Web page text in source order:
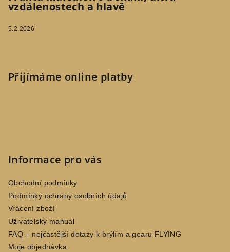
vzdálenostech a hlavě
5.2.2026
Přijímáme online platby
Informace pro vás
Obchodní podmínky
Podmínky ochrany osobních údajů
Vrácení zboží
Uživatelský manuál
FAQ – nejčastější dotazy k brýlím a gearu FLYING
Moje objednávka